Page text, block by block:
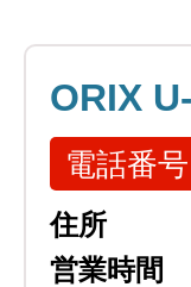
ORIX
電話番号
住所
営業時間